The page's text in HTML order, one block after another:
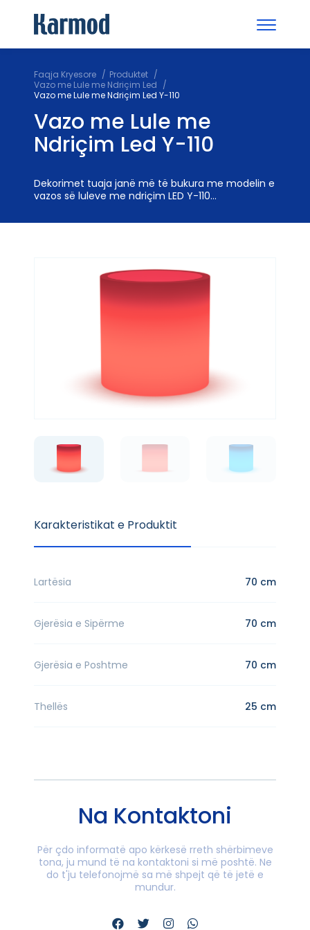
Faqja Kryesore
Produktet
Vazo me Lule me Ndriçim Led
Vazo me Lule me Ndriçim Led Y-110
Vazo me Lule me
Ndriçim Led Y-110
Dekorimet tuaja janë më të bukura me modelin e
vazos së luleve me ndriçim LED Y-110...
Karakteristikat e Produktit
Lartësia 70 cm
Gjerësia e Sipërme 70 cm
Gjerësia e Poshtme 70 cm
Thellës 25 cm
Na Kontaktoni
Për çdo informatë apo kërkesë rreth shërbimeve
tona, ju mund të na kontaktoni si më poshtë. Ne
do t'ju telefonojmë sa më shpejt që të jetë e
mundur.